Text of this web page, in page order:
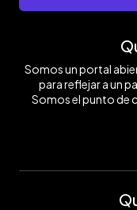
Somos un portal
para reflejar a un
Somos el punto de